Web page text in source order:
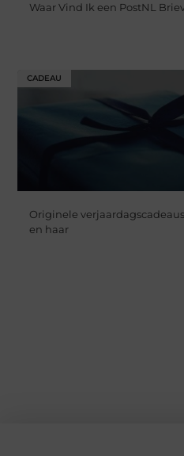
Waar Vind Ik een PostNL
CADEAU
Originele
en haar